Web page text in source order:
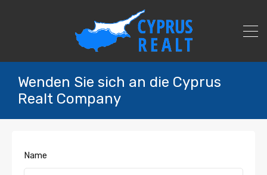
Wenden Sie sich an die Cyprus
Realt Company
Name